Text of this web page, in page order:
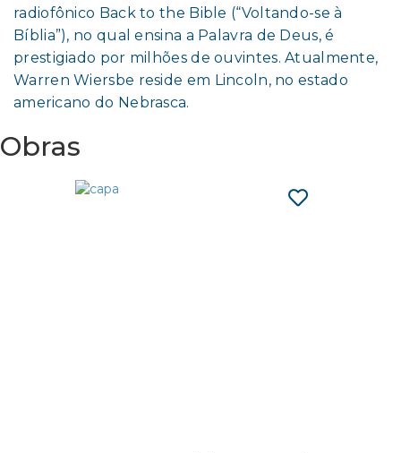
radiofônico Back to the Bible (“Voltando-se à
Bíblia”), no qual ensina a Palavra de Deus, é
prestigiado por milhões de ouvintes. Atualmente,
Warren Wiersbe reside em Lincoln, no estado
americano do Nebrasca.
Obras